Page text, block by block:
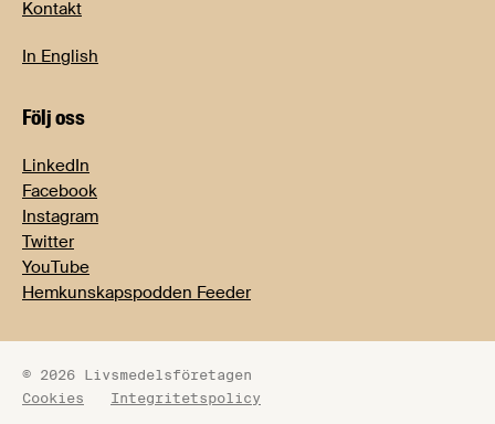
Kontakt
In English
Följ oss
LinkedIn
Facebook
Instagram
Twitter
YouTube
Hemkunskapspodden Feeder
© 2026 Livsmedelsföretagen
Cookies
Integritetspolicy